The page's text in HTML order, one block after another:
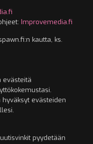
Improvemedia.fi
kautta, ks.
evästeitä
evästeiden
pyydetään